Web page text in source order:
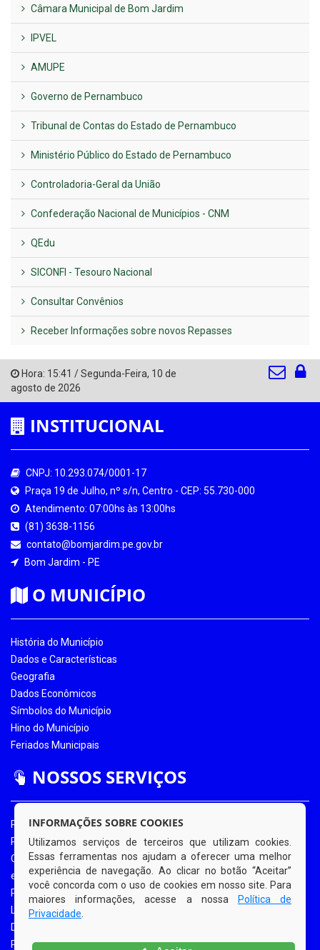
Câmara Municipal de Bom Jardim
IPVEL
AMUPE
Governo de Pernambuco
Tribunal de Contas do Estado de Pernambuco
Ministério Público do Estado de Pernambuco
Controladoria-Geral da União
Confederação Nacional de Municípios - CNM
QEdu
SICONFI - Tesouro Nacional
Consultar Convênios
Receber Informações sobre novos Repasses
Hora: 15:41 /Segunda-Feira, 10 de
agosto de 2026
INSTITUCIONAL
CNPJ: 10.293.074/0001-17
Praça 19 de Julho, nº s/n, Centro - CEP: 55.730-000
Atendimento: 07:00hs às 13:00hs
(81) 3638-1156
contato@bomjardim.pe.gov.br
Bom Jardim - PE
O MUNICÍPIO
História do Município
Dados e Características
Geografia
Dados Econômicos
Símbolos do Município
Hino do Município
Feriados Municipais
NOSSOS SERVIÇOS
Portal da Transparência
Portal da Transparência COVID-19
Ouvidoria Eletrônica
e-SIC
Processos de Licitação
Licitações em Andamento
Diário Oficial
Portal do Contribuinte
INFORMAÇÕES SOBRE COOKIES
Utilizamos serviços de terceiros que utilizam cookies.
Essas ferramentas nos ajudam a oferecer uma melhor
experiência de navegação. Ao clicar no botão “Aceitar”
você concorda com o uso de cookies em nosso site. Para
maiores informações, acesse a nossa
Política de
Privacidade